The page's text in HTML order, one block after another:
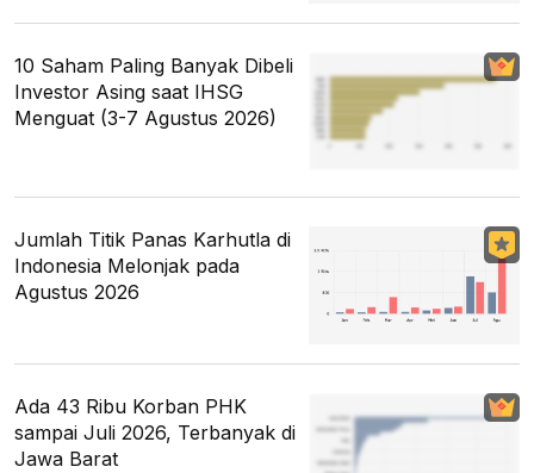
10 Saham Paling Banyak Dibeli
Investor Asing saat IHSG
Menguat (3-7 Agustus 2026)
Jumlah Titik Panas Karhutla di
Indonesia Melonjak pada
Agustus 2026
Ada 43 Ribu Korban PHK
sampai Juli 2026, Terbanyak di
Jawa Barat